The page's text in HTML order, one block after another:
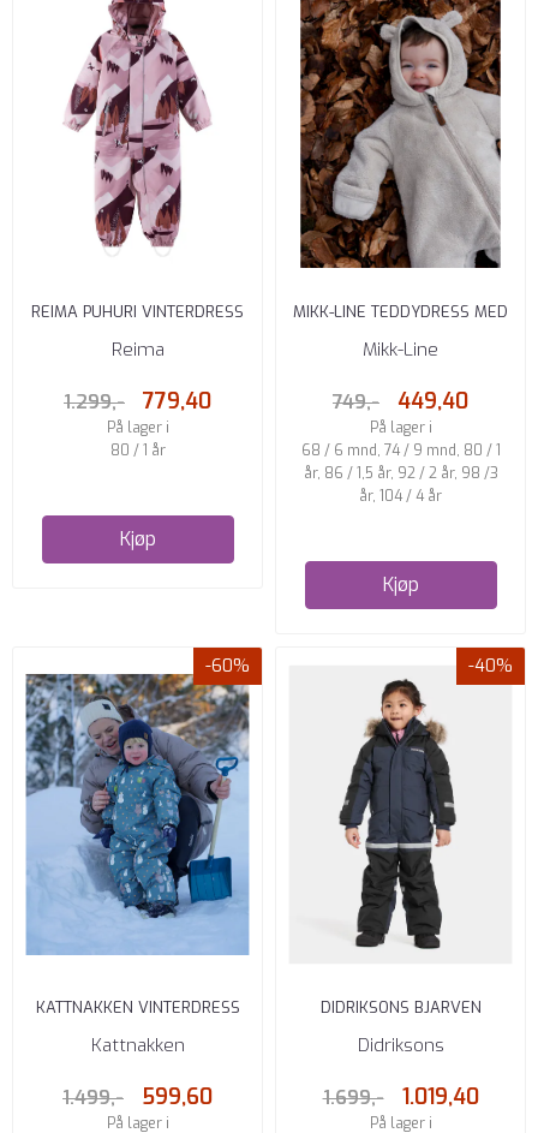
REIMA PUHURI VINTERDRESS
REIMATEC GRÅ ROSA
Reima
1.299,- 779,40
På lager i
80 / 1 år
Kjøp
MIKK-LINE TEDDYDRESS MED
ØRER DOESKIN
Mikk-Line
749,- 449,40
På lager i
68 / 6 mnd, 74 / 9 mnd, 80 / 1
år, 86 / 1,5 år, 92 / 2 år, 98 /3
år, 104 / 4 år
Kjøp
-60%
KATTNAKKEN VINTERDRESS
BABY SNØ
Kattnakken
1.499,- 599,60
På lager i
-40%
DIDRIKSONS BJARVEN
VINTERDRESS NAVY
Didriksons
1.699,- 1.019,40
På lager i